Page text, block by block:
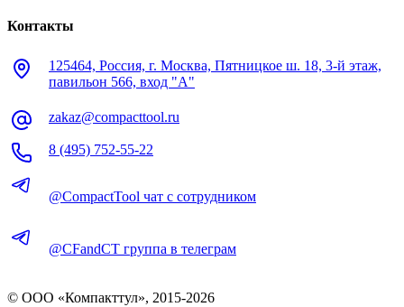
Контакты
125464, Россия, г. Москва, Пятницкое ш. 18, 3-й этаж,
павильон 566, вход "А"
zakaz@compacttool.ru
8 (495) 752-55-22
@CompactTool чат с сотрудником
@CFandCT группа в телеграм
© OOO «Компакттул», 2015-2026